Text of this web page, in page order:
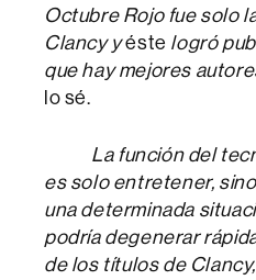
Octubre Rojo fue solo
Clancy yéste logró
que hay mejores
lo sé.
La función del
es solo entretener,
una determinada
podría degenerar
de los títulos de Clancy,